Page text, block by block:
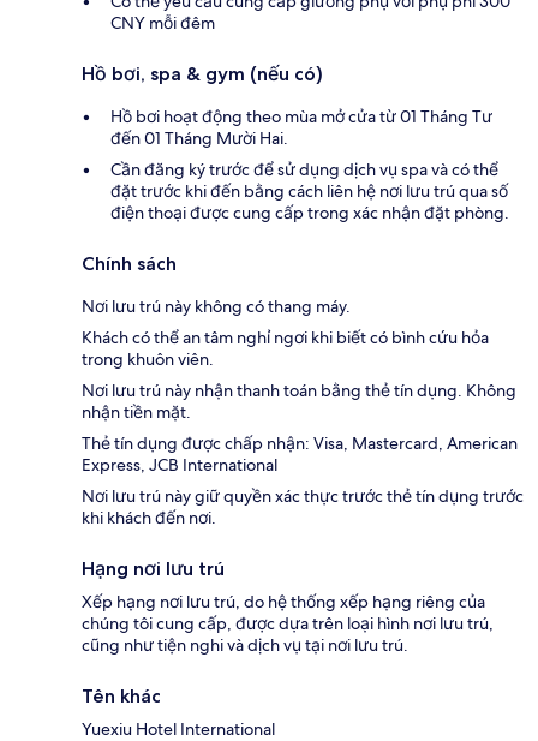
CNY mỗi đêm
Hồ bơi, spa & gym (nếu có)
Hồ bơi hoạt động theo mùa mở cửa từ 01 Tháng Tư
đến 01 Tháng Mười Hai.
Cần đăng ký trước để sử dụng dịch vụ spa và có thể
đặt trước khi đến bằng cách liên hệ nơi lưu trú qua số
điện thoại được cung cấp trong xác nhận đặt phòng.
Chính sách
Nơi lưu trú này không có thang máy.
Khách có thể an tâm nghỉ ngơi khi biết có bình cứu hỏa
trong khuôn viên.
Nơi lưu trú này nhận thanh toán bằng thẻ tín dụng. Không
nhận tiền mặt.
Thẻ tín dụng được chấp nhận: Visa, Mastercard, American
Express, JCB International
Nơi lưu trú này giữ quyền xác thực trước thẻ tín dụng trước
khi khách đến nơi.
Hạng nơi lưu trú
Xếp hạng nơi lưu trú, do hệ thống xếp hạng riêng của
chúng tôi cung cấp, được dựa trên loại hình nơi lưu trú,
cũng như tiện nghi và dịch vụ tại nơi lưu trú.
Tên khác
Yuexiu Hotel International